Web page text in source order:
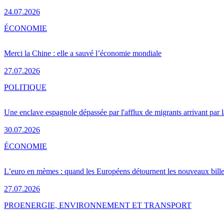
24.07.2026
Merci la Chine : elle a sauvé l’économie mondiale
27.07.2026
ÉCONOMIE
Une enclave espagnole dépassée par l'afflux de migrants arrivant par
30.07.2026
POLITIQUE
L’euro en mèmes : quand les Européens détournent les nouveaux
27.07.2026
ÉCONOMIE
PROENERGIE, ENVIRONNEMENT ET TRANSPORT